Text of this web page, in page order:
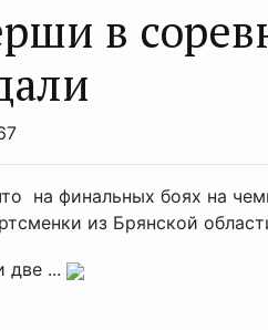
в
на финальных боях на
из Брянской
две ...